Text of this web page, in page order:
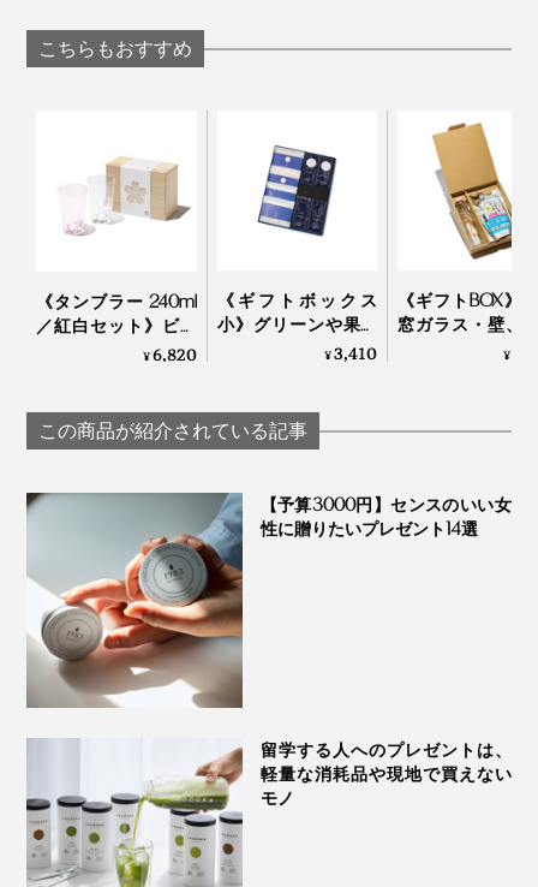
モチーフの種類は9種類。オリガミの代表「ツル」、日
本のシンボル「富士山」のほか、動物園の人気者がそろ
折り方が複雑なほど、元通りに必要なポンポンの回数が
増えますが、コツは、折り目を上にして高く上げるこ
と。折り目を下にしてしまうとなかなか戻らず、せっか
STUDIOヴィアケース
タジオ
こちらもおすすめ
《タンブラー 240ml
／紅白セット》ビー
ルやハイボールに、
ス（桐箱付き）｜
Sakurasaku
¥6,820
《ギフトボックス
小》グリーンや果実
の“自然の香り”でリ
う「全身シャンプー
＆バスソルトセッ
MANGETSU・
SINGETSU ジャムレ
ーベル 満月・新月
¥3,410
《ギフトBOX》
窓ガラス・壁、
た後のぞうきん
¥
この商品が紹介されている記事
【予算3000円】センスのいい女
性に贈りたいプレゼント14選
留学する人へのプレゼントは、
軽量な消耗品や現地で買えない
モノ